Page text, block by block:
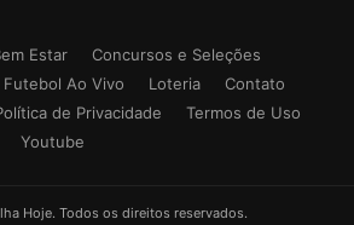
Estar
Concursos e Seleções
Futebol Ao Vivo Loteria
Contato
de Privacidade
Termos de Uso
Youtube
Hoje. Todos os direitos reservados.